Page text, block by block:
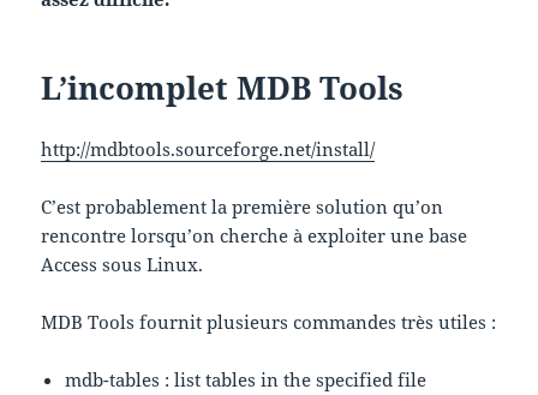
L’incomplet MDB Tools
http://mdbtools.sourceforge.net/install/
C’est probablement la première solution qu’on
rencontre lorsqu’on cherche à exploiter une base
Access sous Linux.
MDB Tools fournit plusieurs commandes très utiles :
mdb-tables : list tables in the specified file